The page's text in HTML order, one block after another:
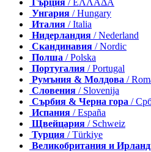
Гърция / ΕΛΛΑΔΑ
Унгария / Hungary
Италия / Italia
Нидерландия / Nederland
Скандинавия / Nordic
Полша / Polska
Португалия / Portugal
Румъния & Молдова /
Словения / Slovenija
Сърбия & Черна гора /
Испания / España
Щвейцария / Schweiz
Турция / Türkiye
Великобритания и